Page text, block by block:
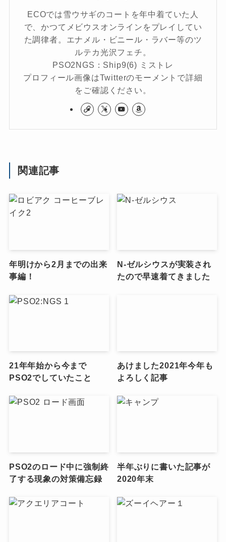
ECOでは雪ウサギのコートを年中着ていた人
で、かつてメビウスオンラインをプレイしてい
た調律者。エナメル・ビニール・ラバー等のツ
ルテカ光沢フェチ。
PSO2NGS：Ship9(6) ミストレ
プロフィール画像はTwitterのモーメントで詳細
をご確認ください。
関連記事
年明けから2月までの出来
事編！
N-ゼルシウスが実装され
たので早速着てきました
21年年始から今まで
PSO2でしていたこと
あけました2021年今年も
よろしく記事
PSO2のロード中に強制終
了する現象の対策備忘録
半年ぶりに書いた記事が
2020年末